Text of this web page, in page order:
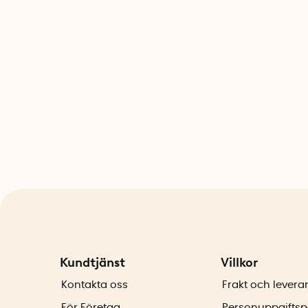
Kundtjänst
Kontakta oss
Villkor
Frakt och